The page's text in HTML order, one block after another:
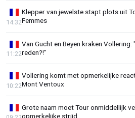
Klepper van jewelste stapt plots uit
Femmes
14:32
Van Gucht en Beyen kraken Vollering:
reden?!"
11:22
Vollering komt met opmerkelijke
Mont Ventoux
10:22
Grote naam moet Tour onmiddellijk
opmerkelijke strijd